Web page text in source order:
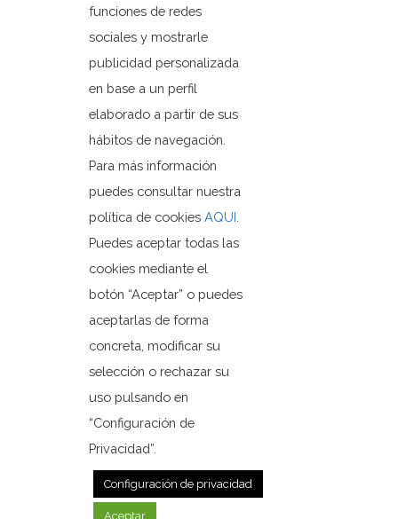
Ayuntamiento de Orxeta
Plaza Dr. Ferrándiz, 1
03579 Orxeta, Alicante.
ajuntament@orxeta.es
Política de Privacidad
Política de cookies
de Diputación de Alicante
funciones de redes
sociales y mostrarle
publicidad personalizada
en base a un perfil
elaborado a partir de sus
hábitos de navegación.
Para más información
puedes consultar nuestra
política de cookies AQUI
Puedes aceptar todas las
cookies mediante el
botón “Aceptar” o puedes
aceptarlas de forma
concreta, modificar su
selección o rechazar su
uso pulsando en
“Configuración de
Privacidad”.
Configuración de privacidad
Aceptar